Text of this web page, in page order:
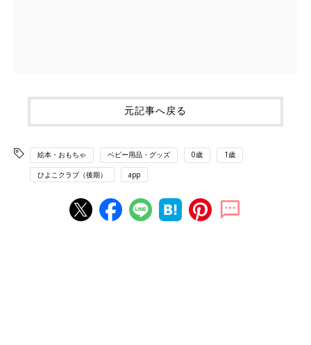
元記事へ戻る
絵本・おもちゃ ベビー用品・グッズ 0歳 1歳
ひよこクラブ（後期） app